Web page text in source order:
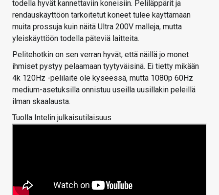
todella hyvät kannettaviin koneisiin. Peliläppärit ja
rendauskäyttöön tarkoitetut koneet tulee käyttämään
muita prossuja kuin näitä Ultra 200V malleja, mutta
yleiskäyttöön todella päteviä laitteita.
Pelitehotkin on sen verran hyvät, että näillä jo monet
ihmiset pystyy pelaamaan tyytyväisinä. Ei tietty mikään
4k 120Hz -pelilaite ole kyseessä, mutta 1080p 60Hz
medium-asetuksilla onnistuu useilla uusillakin peleillä
ilman skaalausta.
Tuolla Intelin julkaisutilaisuus